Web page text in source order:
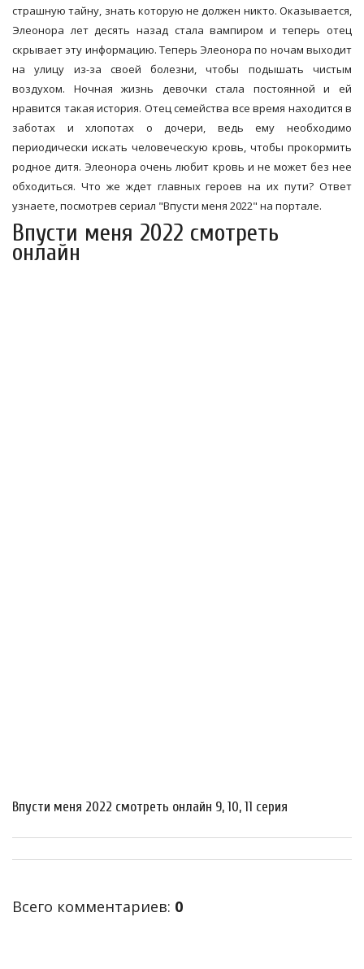
страшную тайну, знать которую не должен никто. Оказывается,
Элеонора лет десять назад стала вампиром и теперь отец
скрывает эту информацию. Теперь Элеонора по ночам выходит
на улицу из-за своей болезни, чтобы подышать чистым
воздухом. Ночная жизнь девочки стала постоянной и ей
нравится такая история. Отец семейства все время находится в
заботах и хлопотах о дочери, ведь ему необходимо
периодически искать человеческую кровь, чтобы прокормить
родное дитя. Элеонора очень любит кровь и не может без нее
обходиться. Что же ждет главных героев на их пути? Ответ
узнаете, посмотрев сериал "Впусти меня 2022" на портале.
Впусти меня 2022 смотреть
онлайн
Впусти меня 2022 смотреть онлайн 9, 10, 11 серия
Всего комментариев: 0